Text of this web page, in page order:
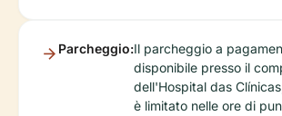
Parcheggio:Il parcheggio a
disponibile presso il
dell'Hospital das
è limitato nelle ore di